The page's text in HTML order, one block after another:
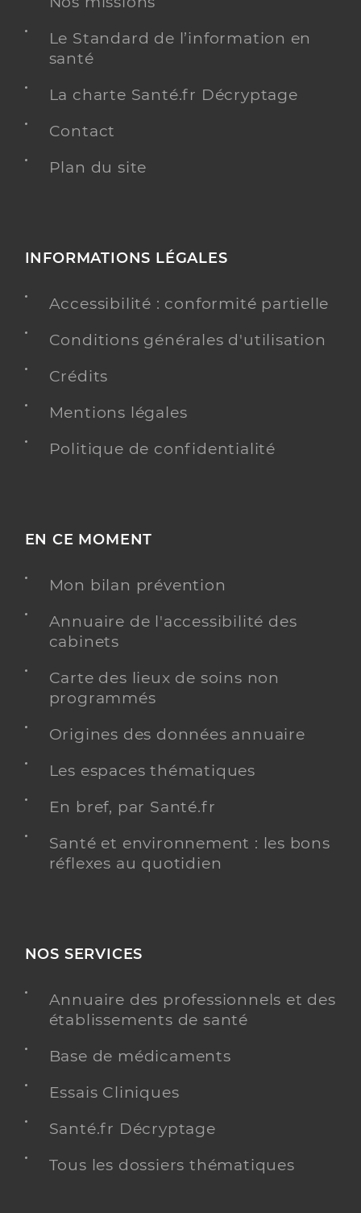
Le Standard de l’information en
santé
La charte Santé.fr Décryptage
Contact
Plan du site
INFORMATIONS LÉGALES
Accessibilité : conformité partielle
Conditions générales d'utilisation
Crédits
Mentions légales
Politique de confidentialité
EN CE MOMENT
Mon bilan prévention
Annuaire de l'accessibilité des
cabinets
Carte des lieux de soins non
programmés
Origines des données annuaire
Les espaces thématiques
En bref, par Santé.fr
Santé et environnement : les bons
réflexes au quotidien
NOS SERVICES
Annuaire des professionnels et des
établissements de santé
Base de médicaments
Essais Cliniques
Santé.fr Décryptage
Tous les dossiers thématiques